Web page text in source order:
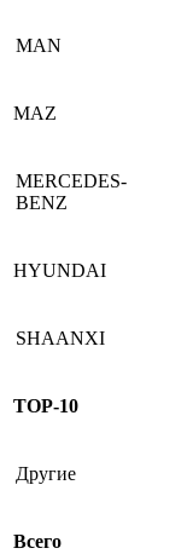
MAN
MAZ
MERCEDES-
BENZ
HYUNDAI
SHAANXI
ТОР-10
Другие
Всего